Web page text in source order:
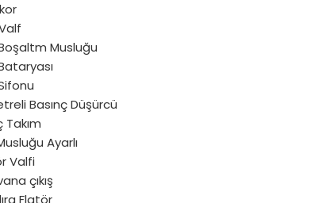
Musluğu
Basınç Düşürcü
Takım
Ayarlı
Valfi
çıkış
Flatör